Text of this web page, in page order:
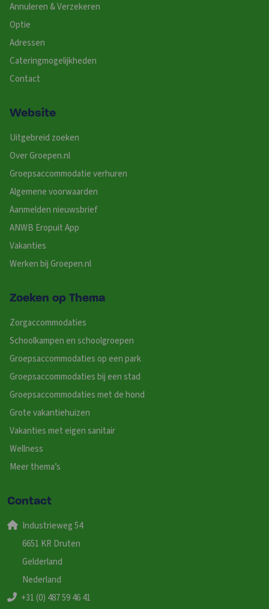
Annuleren & Verzekeren
Optie
Adressen
Cateringmogelijkheden
Contact
Website
Uitgebreid zoeken
Over Groepen.nl
Groepsaccommodatie verhuren
Algemene voorwaarden
Aanmelden nieuwsbrief
ANWB Eropuit App
Vakanties
Werken bij Groepen.nl
Zoeken op Thema
Zorgaccommodaties
Schoolkampen en schoolgroepen
Groepsaccommodaties op een park
Groepsaccommodaties bij een stad
Groepsaccommodaties met de hond
Grote vakantiehuizen
Vakanties met eigen sanitair
Wellness
Meer thema’s
Contact
Industrieweg 54
6651 KR Druten
Gelderland
Nederland
+31 (0) 487 59 46 41